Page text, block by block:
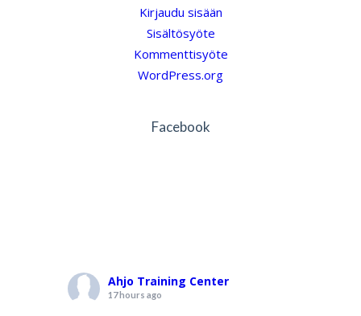
Kirjaudu sisään
Sisältösyöte
Kommenttisyöte
WordPress.org
Facebook
Ahjo Training Center
17 hours ago